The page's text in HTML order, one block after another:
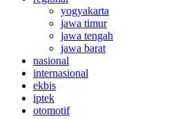
yogyakarta
jawa timur
jawa tengah
jawa barat
nasional
internasional
ekbis
iptek
otomotif